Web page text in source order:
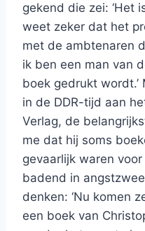
gekend die zei: ‘Het
weet zeker dat het
met de ambtenaren
ik ben een man van
boek gedrukt
in de DDR-tijd aan
Verlag, de
me dat hij soms
gevaarlijk waren
badend in
denken: ‘Nu komen
een boek van